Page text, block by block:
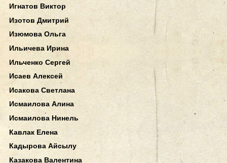
Игнатов Виктор
Изотов Дмитрий
Изюмова Ольга
Ильичева Ирина
Ильченко Сергей
Исаев Алексей
Исакова Светлана
Исмаилова Алина
Исмаилова Нинель
Кавлак Елена
Кадырова Айсылу
Казакова Валентина